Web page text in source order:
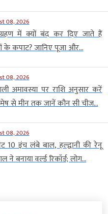
08, 2026
में क्यों बंद कर दिए जाते हैं
के कपाट? जानिए पूजा और...
08, 2026
अमावस्या पर राशि अनुसार करें
से मीन तक जानें कौन सी चीज...
08, 2026
10 इंच लंबे बाल, हल्द्वानी की रेनू
ने बनाया वर्ल्ड रिकॉर्ड; लोग...